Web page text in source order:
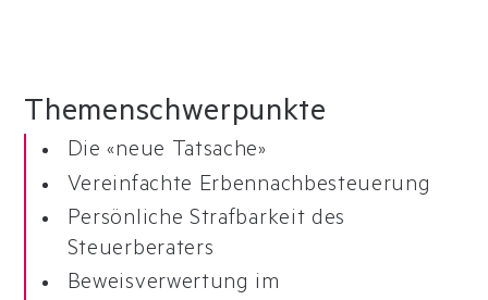
Themenschwerpunkte
Die «neue Tatsache»
Vereinfachte Erbennachbesteuerung
Persönliche Strafbarkeit des
Steuerberaters
Beweisverwertung im